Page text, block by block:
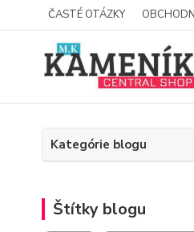
ČASTÉ OTÁZKY
Kategórie blogu
Štítky blogu